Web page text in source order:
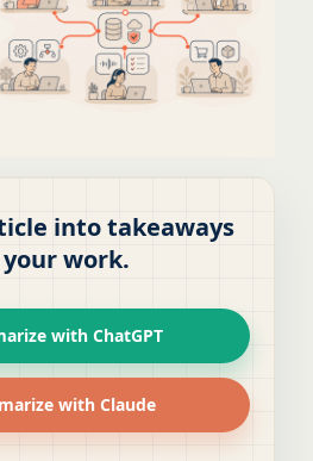
into takeaways
work.
with ChatGPT
with Claude